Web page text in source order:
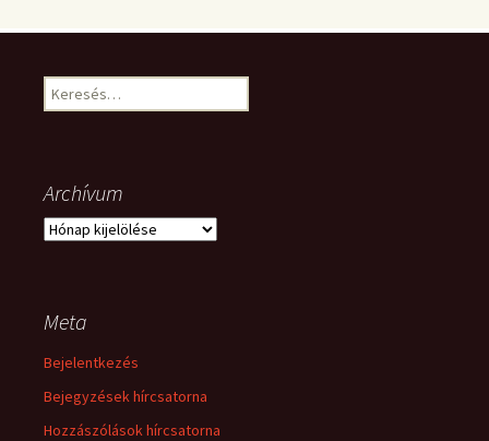
Keresés:
Archívum
Archívum
Meta
Bejelentkezés
Bejegyzések hírcsatorna
Hozzászólások hírcsatorna